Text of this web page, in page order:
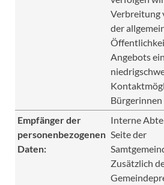
Verbreitung
der
Angebots
Empfänger der
personenbezogenen
Daten:
Interne
Seite der
Zusätzlich